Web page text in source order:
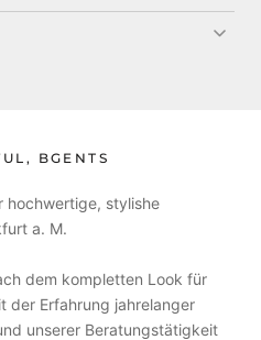
BGENTS
hochwertige, stylishe
a. M.
dem kompletten Look für
der Erfahrung jahrelanger
unserer Beratungstätigkeit